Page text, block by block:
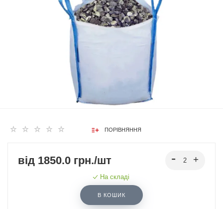
ПОРІВНЯННЯ
від 1850.0 грн./шт
На складі
В КОШИК